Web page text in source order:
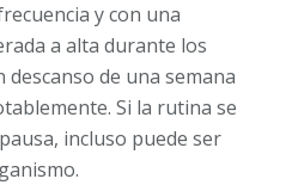
y con una
a alta durante los
de una semana
Si la rutina se
incluso puede ser